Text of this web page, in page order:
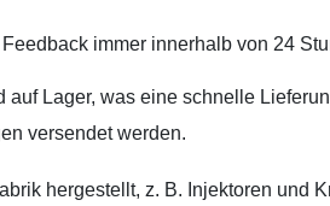
immer innerhalb von 24
Lager, was eine schnelle
versendet werden.
hergestellt, z. B. Injektoren und